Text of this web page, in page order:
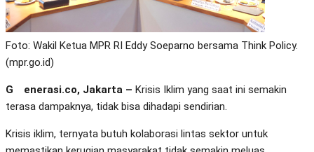
Foto: Wakil Ketua MPR RI Eddy Soeparno bersama Think Policy.
(mpr.go.id)
Generasi.co, Jakarta – Krisis Iklim yang saat ini semakin
terasa dampaknya, tidak bisa dihadapi sendirian.
Krisis iklim, ternyata butuh kolaborasi lintas sektor untuk